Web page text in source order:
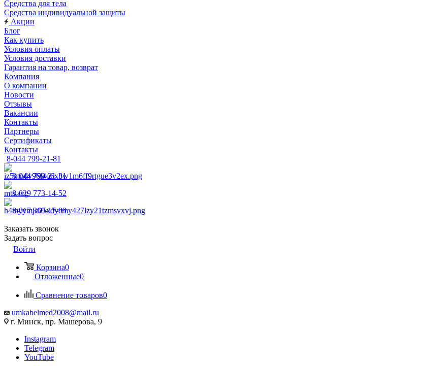
Средства для тела
Средства индивидуальной защиты
Акции
Блог
Как купить
Условия оплаты
Условия доставки
Гарантия на товар, возврат
Компания
О компании
Новости
Отзывы
Вакансии
Контакты
Партнеры
Сертификаты
Контакты
8-044 799-21-81
8-044 799-21-81
8-029 773-14-52
8-017 369-17-99
Заказать звонок
Задать вопрос
Войти
Корзина0
Отложенные0
Сравнение товаров0
umkabelmed2008@mail.ru
г. Минск, пр. Машерова, 9
Instagram
Telegram
YouTube